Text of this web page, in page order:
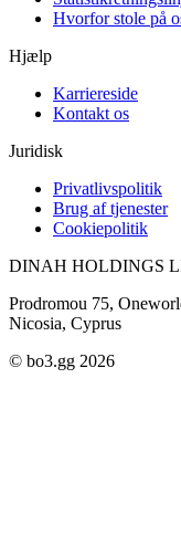
Hvorfor stole på
Hjælp
Karriereside
Kontakt os
Juridisk
Privatlivspolitik
Brug af tjenester
Cookiepolitik
DINAH HOLDINGS
Prodromou 75,
Nicosia, Cyprus
© bo3.gg 2026